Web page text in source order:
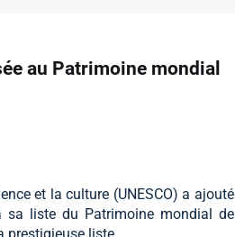
au Patrimoine mondial
et la culture (UNESCO) a ajouté
sa liste du Patrimoine mondial de
prestigieuse liste.